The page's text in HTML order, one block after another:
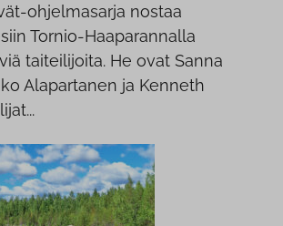
ohjelmasarja nostaa
Tornio-Haaparannalla
taiteilijoita. He ovat Sanna
Alapartanen ja Kenneth